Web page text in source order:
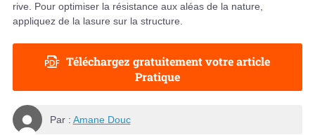
rive. Pour optimiser la résistance aux aléas de la nature,
appliquez de la lasure sur la structure.
Téléchargez gratuitement votre article
Pratique
Par : Amane Douc